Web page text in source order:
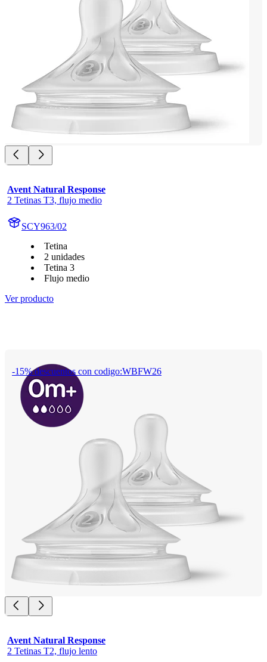
Avent Natural Response
2 Tetinas T3, flujo medio
SCY963/02
Tetina
2 unidades
Tetina 3
Flujo medio
Ver producto
-15% descuentos con codigo:WBFW26
Avent Natural Response
2 Tetinas T2, flujo lento